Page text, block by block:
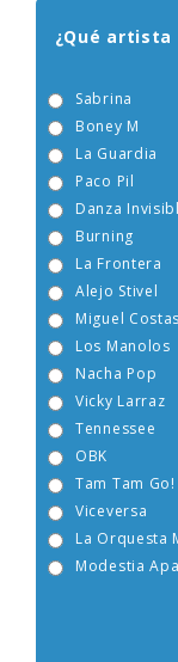
¿Qué artista
Boney M
Burning
Alejo Stivel
Miguel Costas
Nacha Pop
Vicky Larraz
La Orquesta
Modestia